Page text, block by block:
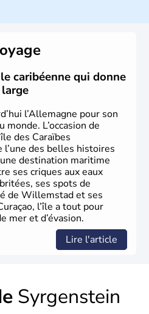
caribéenne qui donne
l’Allemagne pour son
L’occasion de
des Caraïbes
l’une des belles histoires
destination maritime
ses criques aux eaux
ses spots de
de Willemstad et ses
l’île a tout pour
mer et d’évasion.
Lire l'article
Syrgenstein